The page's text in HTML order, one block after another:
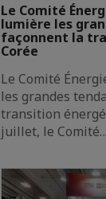
Le Comité
lumière les
façonnent la
Corée
Le Comité
les grandes
transition
juillet, le